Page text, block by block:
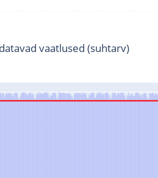
vaatlused (suhtarv)